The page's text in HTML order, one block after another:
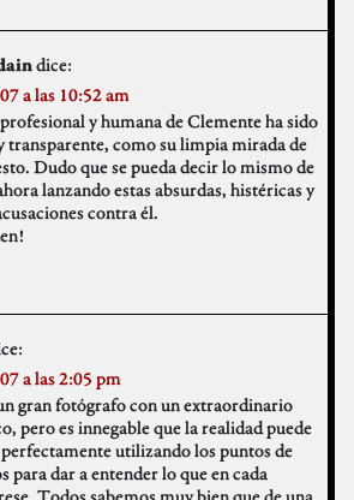
dice:
a las 10:52 am
y humana de Clemente ha sido
transparente, como su limpia mirada de
Dudo que se pueda decir lo mismo de
lanzando estas absurdas, histéricas y
contra él.
a las 2:05 pm
gran fotógrafo con un extraordinario
pero es innegable que la realidad puede
utilizando los puntos de
para dar a entender lo que en cada